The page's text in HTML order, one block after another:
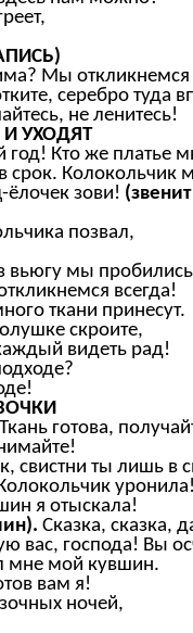
Мы откликнемся
серебро туда
не ленитесь!
УХОДЯТ
Кто же платье
срок. Колокольчик
ёлочек зови!
позвал,
вьюгу мы
всегда!
ткани принесут.
скроите,
видеть рад!
Ткань готова,
свистни ты лишь в
я отыскала!
Сказка, сказка,
вас, господа! Вы
мне мой кувшин.
вам я!
ночей,